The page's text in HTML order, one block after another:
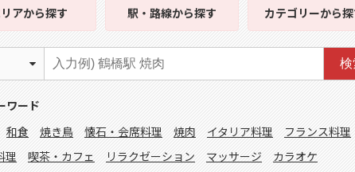
アから探す 駅・路線から探す カテゴリーから
検
ワード
和食 焼き鳥 懐石・会席料理 焼肉 イタリア料理
フランス料理
理
喫茶・カフェ リラクゼーション マッサージ
カラオケ